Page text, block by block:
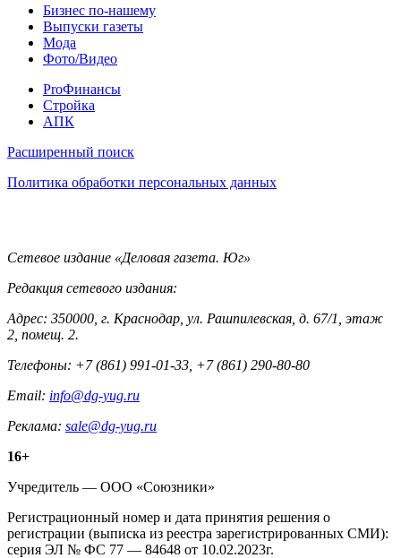
Разное
Бизнес по-нашему
Выпуски газеты
Мода
Фото/Видео
Pro
ProФинансы
Стройка
АПК
Информация
Расширенный поиск
Политика обработки персональных данных
Контакты
Сетевое издание «Деловая газета. Юг»
Редакция сетевого издания:
Адрес: 350000, г. Краснодар, ул. Рашпилевская, д. 67/1, этаж
2, помещ. 2.
Телефоны: +7 (861) 991-01-33, +7 (861) 290-80-80
Email: info@dg-yug.ru
Реклама: sale@dg-yug.ru
Информация
о
издании
16+
Учредитель — ООО «Союзники»
Регистрационный номер и дата принятия решения о
регистрации (выписка из реестра зарегистрированных СМИ):
серия ЭЛ № ФС 77 — 84648 от 10.02.2023г.